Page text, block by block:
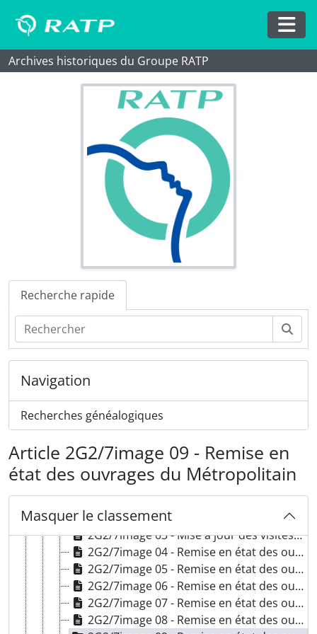
Archives historiques du Groupe RATP
Recherche rapide
Navigation
Recherches généalogiques
Article 2G2/7image 09 - Remise en
état des ouvrages du Métropolitain
Masquer le classement
G - Etudes générales, 1856-2006
1G - Réseau métropolitain, 1856-1991
2G - Documentations, 1856-2006
2G2/1 - Projets, 1873-1938
2G2/2 - Conseil municipal, 1896-1934
2G2/3 - Construction, infrastructures, 1903-1990
2G2/4 - Construction, infrastructures, 1931-2000
2G2/5 - Les travaux souterrains, 1903-2006
2G2/6 - Rénovation des stations, 1986-2002
2G2/7 - Infrastructures, 1904-1995
2G2/7image 01 - Traversée du Canal Saint-Martin, 1904
2G2/7image 02 - Mise à jour des visites techniques annuelles et des inspections quinquennales, 1905-1927
2G2/7image 03 - Mise à jour des visites techniques annuelles et des inspections quinquennales, 1905-1927
2G2/7image 04 - Remise en état des ouvrages du Métropolitain, 1939-1945
2G2/7image 05 - Remise en état des ouvrages du Métropolitain, 1939-1945
2G2/7image 06 - Remise en état des ouvrages du Métropolitain, 1939-1945
2G2/7image 07 - Remise en état des ouvrages du Métropolitain, 1939-1945
2G2/7image 08 - Remise en état des ouvrages du Métropolitain